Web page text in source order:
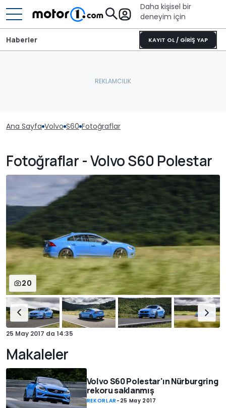
Daha kişisel bir
deneyim için
KAYIT OL / GİRİŞ YAP
Haberler
Ana Sayfa Volvo S60 Fotoğraflar
Fotoğraflar - Volvo S60 Polestar
20
25 May 2017 da 14:35
Makaleler
Volvo S60 Polestar'ın Nürburgring
rekoru saklanmış
REKORLAR - 25 May 2017